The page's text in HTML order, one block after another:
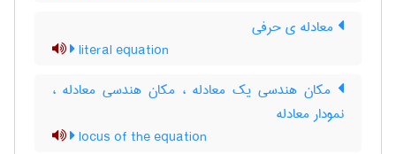
معادله ی حرفی
literal equation
مکان هندسی یک معادله ، مکان هندسی معادله ،
نمودار معادله
locus of the equation